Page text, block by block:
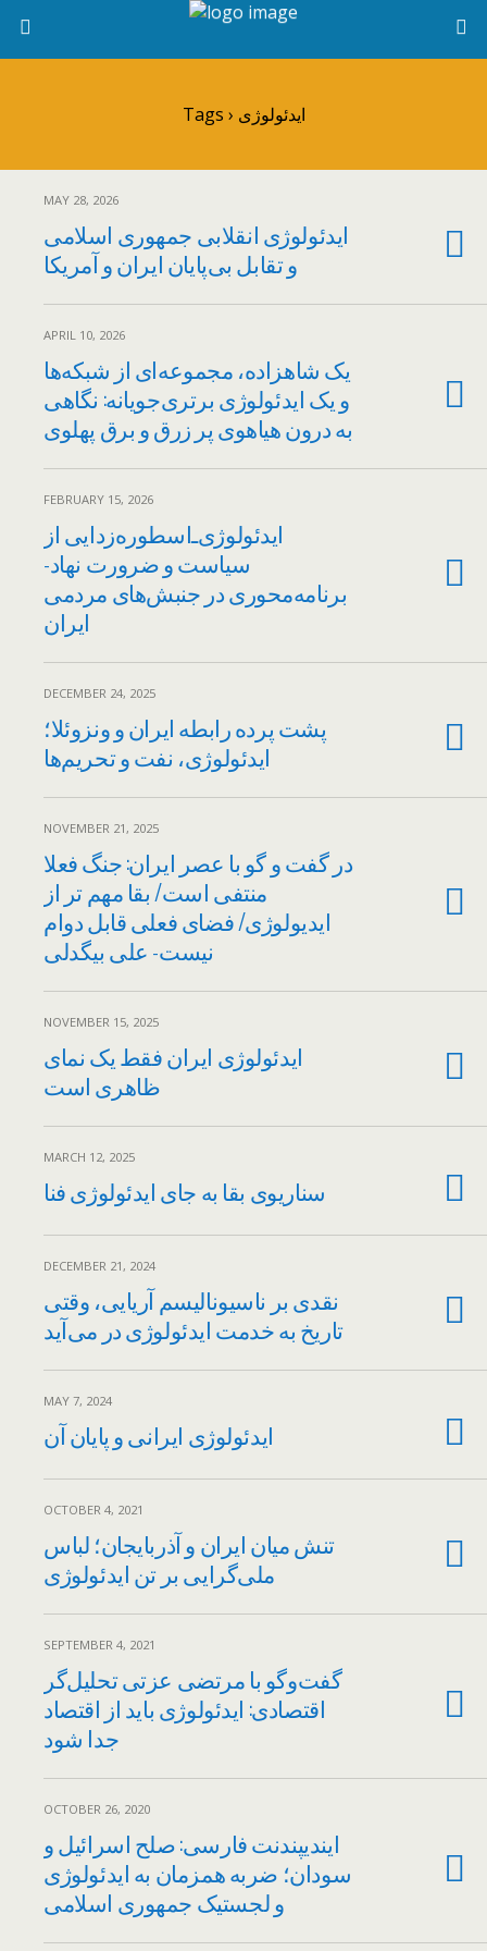
Tags › ایدئولوژی
MAY 28, 2026
ایدئولوژی انقلابی جمهوری اسلامی
و تقابل بی‌پایان ایران و آمریکا
APRIL 10, 2026
یک شاهزاده‌، مجموعه‌ای از شبکه‌ها
و یک ایدئولوژی برتری‌جویانه: نگاهی
به درون هیاهوی پر زرق و برق پهلوی
FEBRUARY 15, 2026
ایدئولوژی‌ـ‌اسطوره‌زدایی از
سیاست و ضرورت نهاد-
برنامه‌محوری در جنبش‌های مردمی
ایران
DECEMBER 24, 2025
پشت پرده رابطه ایران و ونزوئلا؛
ایدئولوژی، نفت و تحریم‌ها
NOVEMBER 21, 2025
در گفت و گو با عصر ایران: جنگ فعلا
منتفی است/ بقا مهم تر از
ایدیولوژی/ فضای فعلی قابل دوام
نیست- علی بیگدلی
NOVEMBER 15, 2025
ایدئولوژی ایران فقط یک نمای
ظاهری است
MARCH 12, 2025
سناریوی بقا به جای ایدئولوژی فنا
DECEMBER 21, 2024
نقدی بر ناسیونالیسم آریایی، وقتی
تاریخ به خدمت ایدئولوژی در می‌آید
MAY 7, 2024
ایدئولوژی ایرانی و پایان آن
OCTOBER 4, 2021
تنش میان ایران و آذربایجان؛ لباس
ملی‌گرایی بر تن ایدئولوژی
SEPTEMBER 4, 2021
گفت‌و‌گو با مرتضی عزتی تحلیل‌گر
اقتصادی: ایدئولوژی باید از اقتصاد
جدا شود
OCTOBER 26, 2020
ایندیپندنت فارسی: صلح اسرائیل و
سودان؛ ضربه همزمان به ایدئولوژی
و لجستیک جمهوری اسلامی